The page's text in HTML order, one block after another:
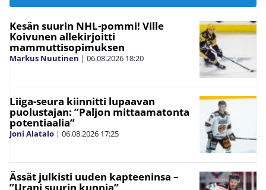
Kesän suurin NHL-pommi! Ville
Koivunen allekirjoitti
mammuttisopimuksen
Markus Nuutinen | 06.08.2026 18:20
Liiga-seura kiinnitti lupaavan
puolustajan: ”Paljon mittaamatonta
potentiaalia”
Joni Alatalo | 06.08.2026 17:25
Ässät julkisti uuden kapteeninsa –